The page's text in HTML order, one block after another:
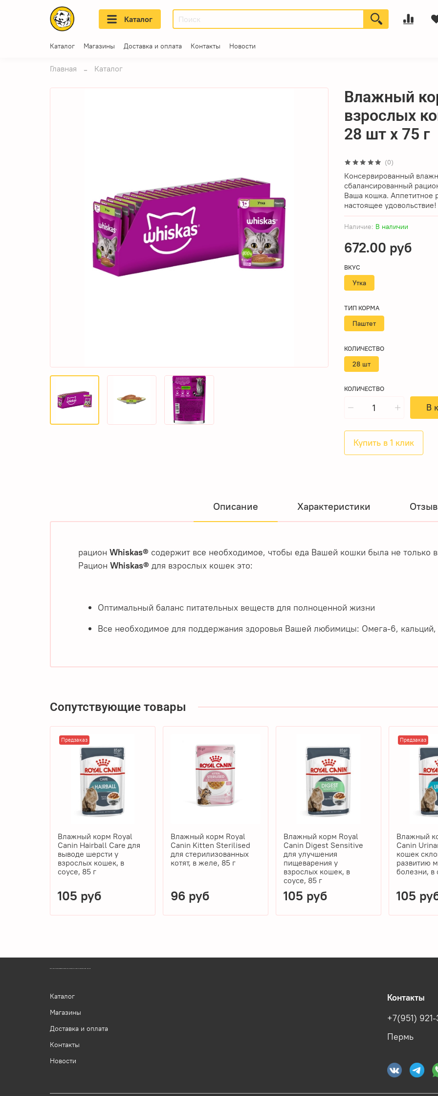
Каталог
Каталог Магазины Доставка и оплата Контакты Новости
Главная Каталог
(0)
Наличие: В наличии
Влажный
взрослых
28 шт x 75 г
672.00 руб
КОЛИЧЕСТВО
В
Купить в 1 клик
ВКУС
Утка
ТИП КОРМА
Паштет
КОЛИЧЕСТВО
28 шт
Консервированный
сбалансированный
Ваша кошка. Аппетитное
настоящее удовольствие!
Описание Характеристики
рацион Whiskas® содержит все необходимое, чтобы еда Вашей кошки была не только
Рацион Whiskas® для взрослых кошек это:
Оптимальный баланс питательных веществ для полноценной жизни
Все необходимое для поддержания здоровья Вашей любимицы: Омега-6,
Сопутствующие товары
Предзаказ
Влажный корм Royal
Canin Hairball Care для
выводе шерсти у
взрослых кошек, в
соусе, 85 г
105 руб
Влажный корм Royal
Canin Kitten Sterilised
для стерилизованных
котят, в желе, 85 г
96 руб
Влажный корм Royal
Canin Digest Sensitive
для улучшения
пищеварения у
взрослых кошек, в
соусе, 85 г
105 руб
Предзаказ
Влажный
Canin Urinary
кошек
развитию
болезни, в
105
ЗООМАГАЗИН БИШЕНЕЛИ БЕСПЛАТНАЯ ДОСТАВКА ЗООТОВАРОВ ПЕРМЬ
Каталог
Магазины
Доставка и оплата
Контакты
Новости
Контакты
+7(951)
Пермь